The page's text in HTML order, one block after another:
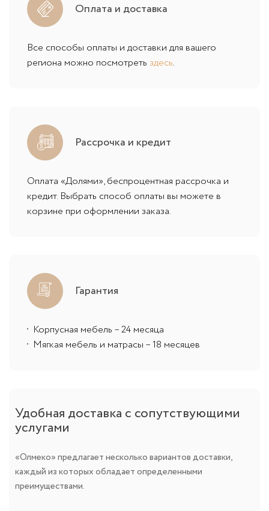
Оплата и доставка
Все способы оплаты и доставки для вашего
региона можно посмотреть здесь.
Рассрочка и кредит
Оплата «Долями», беспроцентная рассрочка и
кредит. Выбрать способ оплаты вы можете в
корзине при оформлении заказа.
Гарантия
Корпусная мебель – 24 месяца
Мягкая мебель и матрасы – 18 месяцев
Удобная доставка с сопутствующими
услугами
«Олмеко» предлагает несколько вариантов доставки,
каждый из которых обладает определенными
преимуществами.